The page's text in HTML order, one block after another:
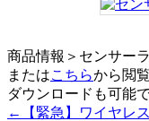
商品情報＞センサー
またはこちらから閲
ダウンロードも可能
←
【緊急】ワイヤレ